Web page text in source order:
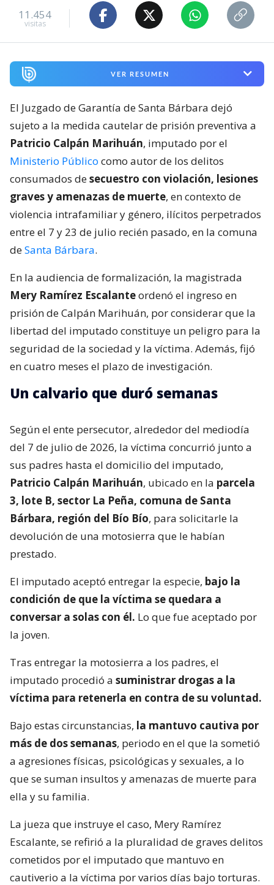
11.454
visitas
VER RESUMEN
El Juzgado de Garantía de Santa Bárbara dejó
sujeto a la medida cautelar de prisión preventiva a
Patricio Calpán Marihuán, imputado por el
Ministerio Público como autor de los delitos
consumados desecuestro con violación, lesiones
graves y amenazas de muerte, en contexto de
violencia intrafamiliar y género, ilícitos perpetrados
entre el 7 y 23 de julio recién pasado, en la comuna
deSanta Bárbara.
En la audiencia de formalización, la magistrada
Mery Ramírez Escalanteordenó el ingreso en
prisión de Calpán Marihuán, por considerar que la
libertad del imputado constituye un peligro para la
seguridad de la sociedad y la víctima. Además, fijó
en cuatro meses el plazo de investigación.
Un calvario que duró semanas
Según el ente persecutor, alrededor del mediodía
del 7 de julio de 2026, la víctima concurrió junto a
sus padres hasta el domicilio del imputado,
Patricio Calpán Marihuán, ubicado en la parcela
3, lote B, sector La Peña, comuna de Santa
Bárbara, región del Bío Bío, para solicitarle la
devolución de una motosierra que le habían
prestado.
El imputado aceptó entregar la especie, bajo la
condición de que la víctima se quedara a
conversar a solas con él. Lo que fue aceptado por
la joven.
Tras entregar la motosierra a los padres, el
imputado procedió a suministrar drogas a la
víctima para retenerla en contra de su voluntad.
Bajo estas circunstancias, la mantuvo cautiva por
más de dos semanas, periodo en el que la sometió
a agresiones físicas, psicológicas y sexuales, a lo
que se suman insultos y amenazas de muerte para
ella y su familia.
La jueza que instruye el caso, Mery Ramírez
Escalante, se refirió a la pluralidad de graves delitos
cometidos por el imputado que mantuvo en
cautiverio a la víctima por varios días bajo torturas.